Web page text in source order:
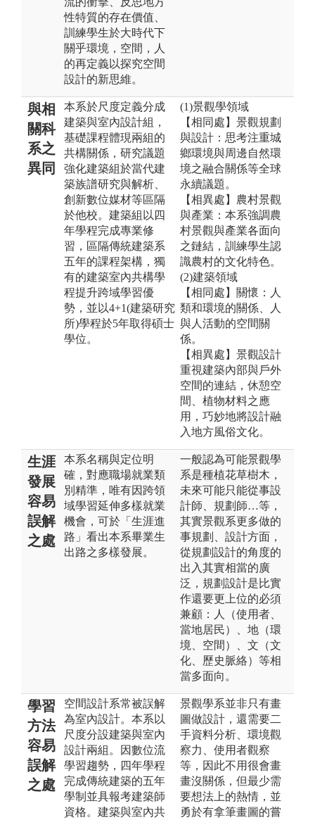
性特質的存在價值、
訓練學生於大時代下
關乎環境，空間，人
的再定義以探究空間
設計的新思維。
與相
關科
系之
異同
本系於尺度定義分成
建築與室內設計組，
基礎課程體現兩組的
共構關係，研究議題
強化建築組於當代建
築族譜研究與解析、
創新數位媒材等區隔
於他校。建築組以四
年學程完成專業修
習，區隔傳統建築系
五年的課程架構，獨
有的建築室內共構學
程提升跨域學習優
勢，並以4+1(建築研究
所)學程於5年取得碩士
學位。
(1)景觀學領域
【相同處】景觀規劃
與設計：思考注重城
鄉環境與周邊自然環
境之融合關係等全球
永續議題。
【相異處】農村景觀
與產業：本系強調農
村景觀與產業各面向
之鏈結，訓練學生認
識農村的文化特色。
(2)建築領域
【相同處】關懷：人
類和環境的關係、人
與人活動的空間關
係。
【相異處】景觀設計
重視建築內部與戶外
空間的連結，休憩空
間、植物材料之應
用，巧妙地將設計融
入地方風俗文化。
生涯
發展
容易
誤解
之處
本系名稱與定位明
確，對應職場就業類
別精準，唯有因跨領
域學習延伸多樣就業
機會，可於「生涯進
路」看出本系畢業生
出路之多樣發展。
一般認為可能景觀學
系是種植花草樹木，
未來可能只能從事設
計師、規劃師…等，
其實景觀系更多做的
事規劃、設計方面，
從規劃設計的角度的
出入其實相當的廣
泛，規劃設計是比實
作還要更上位的必須
兼顧：人（使用者、
當地居民）、地（環
境、空間）、文（文
化、歷史脈絡）等相
當多面向。
學習
方法
容易
誤解
之處
空間設計系常被誤解
為室內設計。本系以
尺度分設建築與室內
設計兩組。因數位流
學習趨勢，四年學程
完成傳統建築的五年
學制並具報考建築師
資格。建築與室內共
景觀學系並非只有畫
圖做設計，還需要二
手資料分析、環境觀
察力、使用者觀察
等，因此不用很會畫
畫沒關係，但最少需
要想法上的熱情，並
勇於有拿筆畫圖的嘗